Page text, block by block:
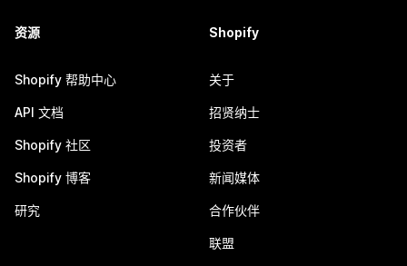
资源
Shopify 帮助中心
API 文档
Shopify 社区
Shopify 博客
研究
Shopify
关于
招贤纳士
投资者
新闻媒体
合作伙伴
联盟